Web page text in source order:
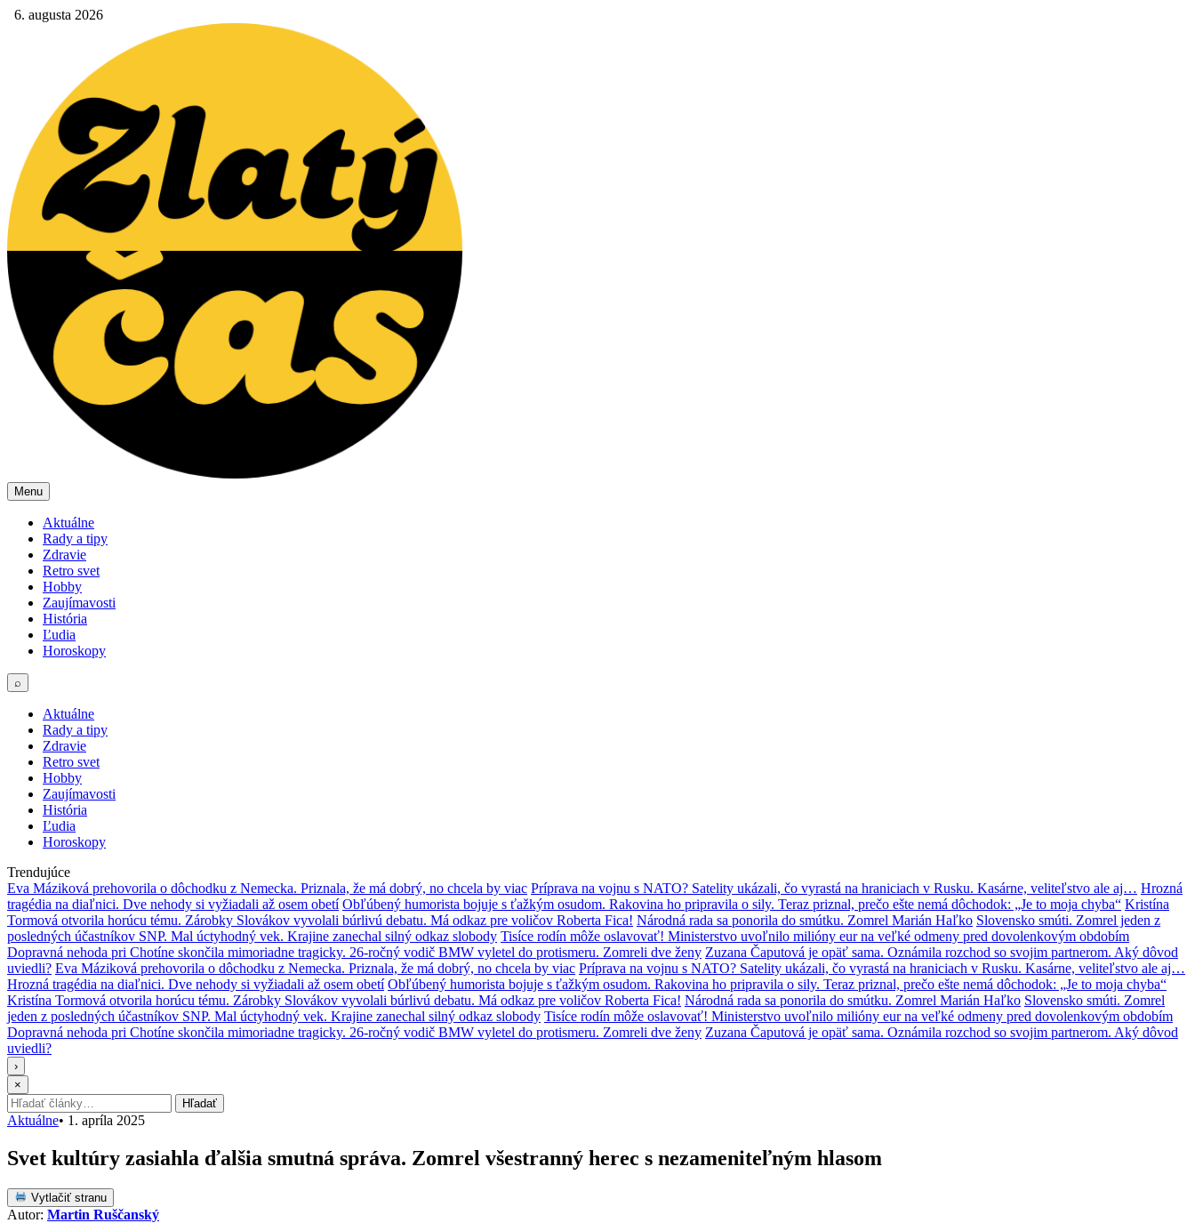
6. augusta 2026
Menu
Aktuálne
Rady a tipy
Zdravie
Retro svet
Hobby
Zaujímavosti
História
Ľudia
Horoskopy
⌕
Aktuálne
Rady a tipy
Zdravie
Retro svet
Hobby
Zaujímavosti
História
Ľudia
Horoskopy
Trendujúce
Eva Máziková prehovorila o dôchodku z Nemecka. Priznala, že má dobrý, no chcela by viac Príprava na vojnu s NATO? Satelity ukázali, čo vyrastá na hraniciach v Rusku. Kasárne, veliteľstvo ale aj… Hrozná
tragédia na diaľnici. Dve nehody si vyžiadali až osem obetí Obľúbený humorista bojuje s ťažkým osudom. Rakovina ho pripravila o sily. Teraz priznal, prečo ešte nemá dôchodok: „Je to moja chyba“ Kristína
Tormová otvorila horúcu tému. Zárobky Slovákov vyvolali búrlivú debatu. Má odkaz pre voličov Roberta Fica! Národná rada sa ponorila do smútku. Zomrel Marián Haľko Slovensko smúti. Zomrel jeden z
posledných účastníkov SNP. Mal úctyhodný vek. Krajine zanechal silný odkaz slobody Tisíce rodín môže oslavovať! Ministerstvo uvoľnilo milióny eur na veľké odmeny pred dovolenkovým obdobím
Dopravná nehoda pri Chotíne skončila mimoriadne tragicky. 26-ročný vodič BMW vyletel do protismeru. Zomreli dve ženy Zuzana Čaputová je opäť sama. Oznámila rozchod so svojim partnerom. Aký dôvod
uviedli? Eva Máziková prehovorila o dôchodku z Nemecka. Priznala, že má dobrý, no chcela by viac Príprava na vojnu s NATO? Satelity ukázali, čo vyrastá na hraniciach v Rusku. Kasárne, veliteľstvo ale aj…
Hrozná tragédia na diaľnici. Dve nehody si vyžiadali až osem obetí Obľúbený humorista bojuje s ťažkým osudom. Rakovina ho pripravila o sily. Teraz priznal, prečo ešte nemá dôchodok: „Je to moja chyba“
Kristína Tormová otvorila horúcu tému. Zárobky Slovákov vyvolali búrlivú debatu. Má odkaz pre voličov Roberta Fica! Národná rada sa ponorila do smútku. Zomrel Marián Haľko Slovensko smúti. Zomrel
jeden z posledných účastníkov SNP. Mal úctyhodný vek. Krajine zanechal silný odkaz slobody Tisíce rodín môže oslavovať! Ministerstvo uvoľnilo milióny eur na veľké odmeny pred dovolenkovým obdobím
Dopravná nehoda pri Chotíne skončila mimoriadne tragicky. 26-ročný vodič BMW vyletel do protismeru. Zomreli dve ženy Zuzana Čaputová je opäť sama. Oznámila rozchod so svojim partnerom. Aký dôvod
uviedli?
›
×
Hľadať: Hľadať
Aktuálne• 1. apríla 2025
Svet kultúry zasiahla ďalšia smutná správa. Zomrel všestranný herec s nezameniteľným hlasom
Vytlačiť stranu
Autor: Martin Ruščanský